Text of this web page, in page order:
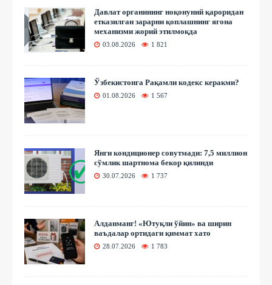
Давлат органининг ноқонуний қароридан
етказилган зарарни қоплашнинг ягона
механизми жорий этилмоқда
03.08.2026 1 821
Ўзбекистонга Рақамли кодекс керакми?
01.08.2026 1 567
Янги кондиционер совутмади: 7,5 миллион
сўмлик шартнома бекор қилинди
30.07.2026 1 737
Алданманг! «Ютуқли ўйин» ва ширин
ваъдалар ортидаги қиммат хато
28.07.2026 1 783